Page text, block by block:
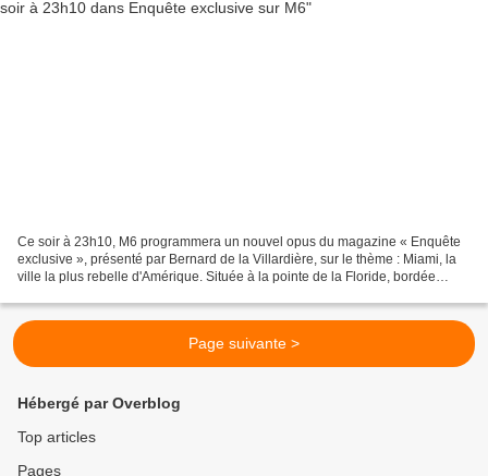
Ce soir à 23h10, M6 programmera un nouvel opus du magazine « Enquête
exclusive », présenté par Bernard de la Villardière, sur le thème : Miami, la
ville la plus rebelle d'Amérique. Située à la pointe de la Floride, bordée
Page suivante >
Hébergé par Overblog
Top articles
Pages